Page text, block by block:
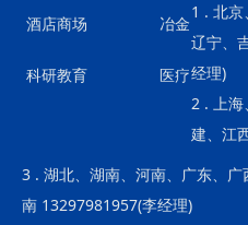
1 . 北京
辽宁、
经理)
2 . 上海
建、江
酒店商场
科研教育
冶金
医疗
3 . 湖北、湖南、河南、广东、广
南 13297981957(李经理)